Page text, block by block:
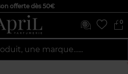
offerte dès 50€
0
une marque…...